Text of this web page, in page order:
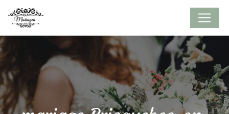
Panneau de gestion des cookies